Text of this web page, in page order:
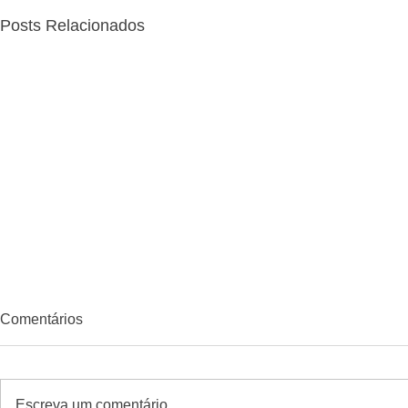
Posts Relacionados
Comentários
Escreva um comentário